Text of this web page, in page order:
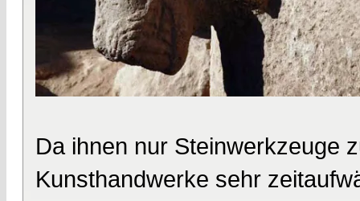
Da ihnen nur Steinwerkzeuge
Kunsthandwerke sehr